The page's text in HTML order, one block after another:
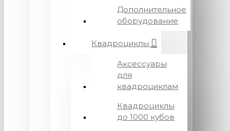
Дополнительное
оборудование
Квадроциклы
Аксессуары
для
квадроциклам
Квадроциклы
до 1000 кубов